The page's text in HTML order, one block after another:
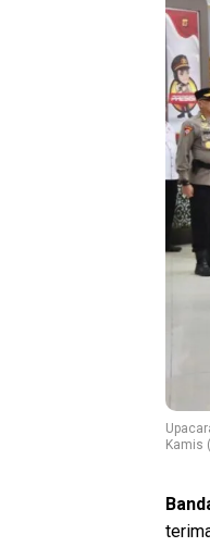
Kamis